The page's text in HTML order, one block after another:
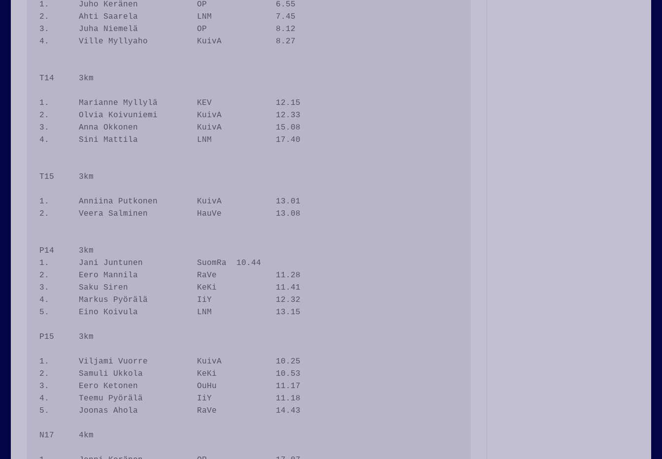
1.	Juho Keränen		OP		6.55
2.	Ahti Saarela		LNM		7.45
3.	Juha Niemelä		OP		8.12
4.	Ville Myllyaho		KuivA		8.27
T14	3km
1.	Marianne Myllylä	KEV		12.15
2.	Olvia Koivuniemi	KuivA		12.33
3.	Anna Okkonen		KuivA		15.08
4.	Sini Mattila		LNM		17.40
T15	3km
1.	Anniina Putkonen	KuivA		13.01
2.	Veera Salminen		HauVe		13.08
P14	3km
1.	Jani Juntunen		SuomRa	10.44
2.	Eero Mannila		RaVe		11.28
3.	Saku Siren		KeKi		11.41
4.	Markus Pyörälä		IiY		12.32
5.	Eino Koivula		LNM		13.15
P15	3km
1.	Viljami Vuorre		KuivA		10.25
2.	Samuli Ukkola		KeKi		10.53
3.	Eero Ketonen		OuHu		11.17
4.	Teemu Pyörälä		IiY		11.18
5.	Joonas Ahola		RaVe		14.43
N17	4km